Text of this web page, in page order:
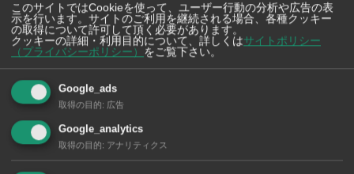
【タイ・バンコク】 コンビニ（セブンイレブン）で買える薬 2026年
版
このサイトではCookieを使って、ユーザー行動の分析や広告の表
示を行います。サイトのご利用を継続される場合、各種クッキー
の取得について許可して頂く必要があります。
クッキーの詳細・利用目的について、詳しくはサイトポリシー
（プライバシーポリシー）
をご覧下さい。
Google_ads
取得の目的: 広告
Google_analytics
取得の目的: アナリティクス